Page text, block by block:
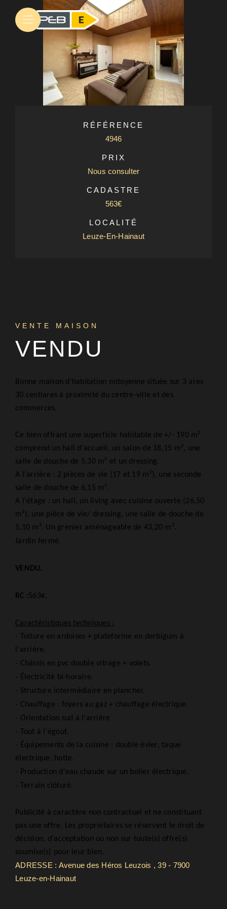
RÉFÉRENCE
4946
PRIX
Nous consulter
CADASTRE
563€
LOCALITÉ
Leuze-En-Hainaut
VENTE MAISON
VENDU
Bonne maison d'habitation mitoyenne située sur 3 ares
30 centiares à proximité du centre-ville et des
commerces.
Ce bien offrant une superficie habitable de +/- 190 m²
comprend un hall d'accueil, un salon de 18,15 m², une
salle de douche de 5,30 m² et un dressing.
A l'arrière : 2 pièces de vie (17 et 19 m²), une seconde
salle de douche de 6,15 m².
A l'étage : un hall, un living avec cuisine ouverte (26,50
m²), une pièce de vie/ dressing, une salle de douche de
5,10 m². Un grenier aménageable de 43,20 m².
Jardin fermé.
VENDU.
RC :563€.
Caractéristiques techniques :
- Toiture en ardoises + plateforme en derbigum à
l'arrière.
- Châssis en pvc double vitrage + volets.
- Électricité bi-horaire.
- Structure intermédiaire en plancher.
- Chauffage : foyers au gaz + chauffage électrique.
- Orientation sud à l'arrière
- Tout à l'égout.
- Équipements de la cuisine : double évier, taque
électrique, hotte.
- Production d'eau chaude sur un boiler électrique.
- Terrain clôturé.
Publicité à caractère non contractuel et ne constituant
pas une offre. Les propriétaires se réservent le droit de
décision, d'acceptation ou non sur toute(s) offre(s)
soumise(s) pour leur bien.
ADRESSE : Avenue des Héros Leuzois , 39 - 7900
Leuze-en-Hainaut